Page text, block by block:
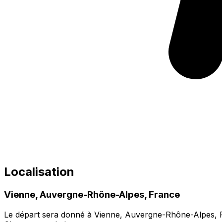
Localisation
Vienne, Auvergne-Rhône-Alpes, France
Le départ sera donné à Vienne, Auvergne-Rhône-Alpes,